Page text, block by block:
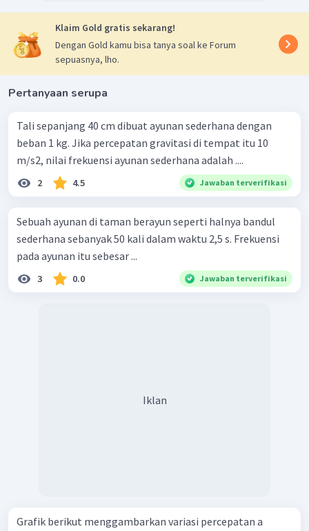
Klaim Gold gratis sekarang!
Dengan Gold kamu bisa tanya soal ke Forum
sepuasnya, lho.
Pertanyaan serupa
Tali sepanjang 40 cm dibuat ayunan sederhana dengan
beban 1 kg. Jika percepatan gravitasi di tempat itu 10
m/s2, nilai frekuensi ayunan sederhana adalah ....
2 4.5 Jawaban terverifikasi
Sebuah ayunan di taman berayun seperti halnya bandul
sederhana sebanyak 50 kali dalam waktu 2,5 s. Frekuensi
pada ayunan itu sebesar ...
3 0.0 Jawaban terverifikasi
Iklan
Grafik berikut menggambarkan variasi percepatan a